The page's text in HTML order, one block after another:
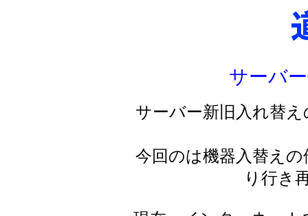
サーバ
サーバー新旧入れ替
今回のは機器入替え
り行き